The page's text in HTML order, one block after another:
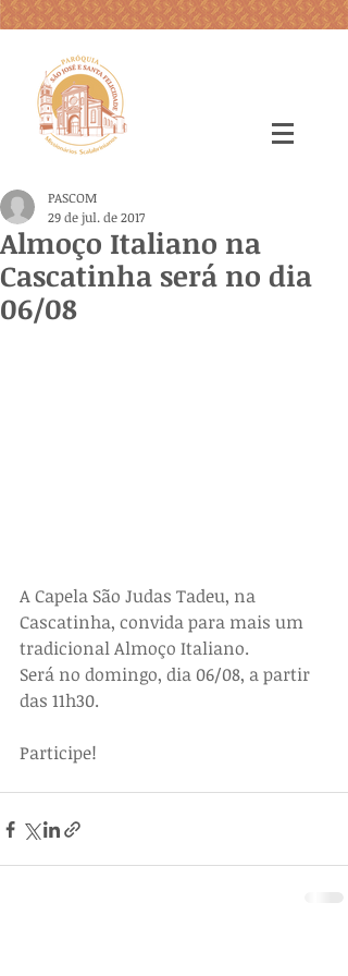
Almoço Italiano na
Cascatinha será no dia
06/08
PASCOM
29 de jul. de 2017
A Capela São Judas Tadeu, na
Cascatinha, convida para mais um
tradicional Almoço Italiano.
Será no domingo, dia 06/08, a partir
das 11h30.
Participe!